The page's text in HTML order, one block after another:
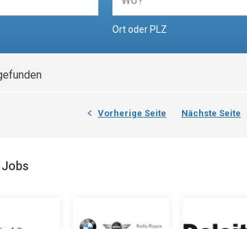
Ort oder PLZ
Vorherige Seite Nächste Seite